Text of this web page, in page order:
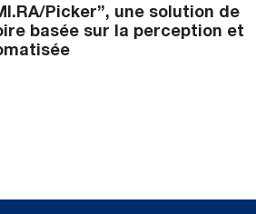
Picker”, une solution de
basée sur la perception et